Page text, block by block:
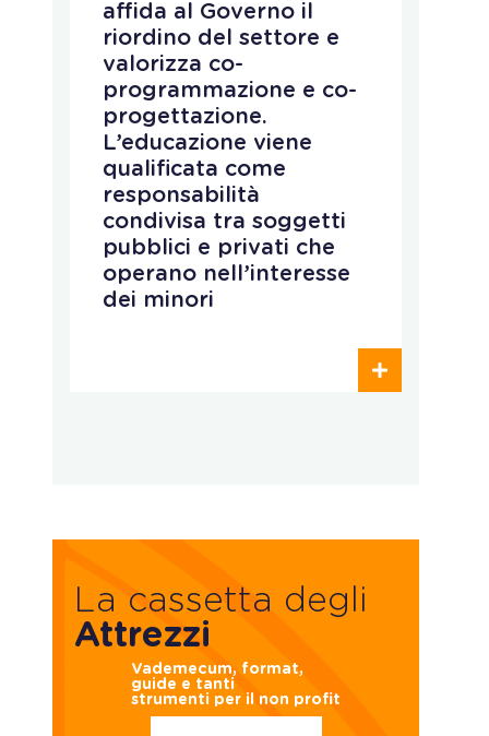
affida al Governo il
riordino del settore e
valorizza co-
programmazione e co-
progettazione.
L’educazione viene
qualificata come
responsabilità
condivisa tra soggetti
pubblici e privati che
operano nell’interesse
dei minori
La cassetta degli
Attrezzi
Vademecum, format,
guide e tanti
strumenti per il non profit